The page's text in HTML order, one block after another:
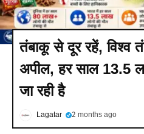
तंबाकू से दूर रहें, विश्व
अपील, हर साल 13.5
जा रही है
Lagatar 2 months ago